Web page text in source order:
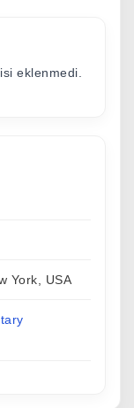
eklenmedi.
York, USA